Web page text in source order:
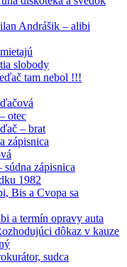
Andrášik – alibi
slobody
tam nebol !!!
otec
– brat
zápisnica
zápisnica
1982
Bis a Cvopa sa
a termín opravy auta
dôkaz v kauze
sudca